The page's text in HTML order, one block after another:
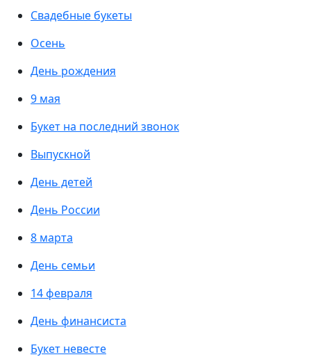
Свадебные букеты
Осень
День рождения
9 мая
Букет на последний звонок
Выпускной
День детей
День России
8 марта
День семьи
14 февраля
День финансиста
Букет невесте